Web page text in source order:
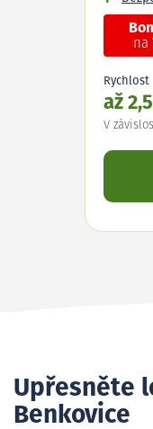
na
Rychlost
až
V
Upřesněte
Benkovice